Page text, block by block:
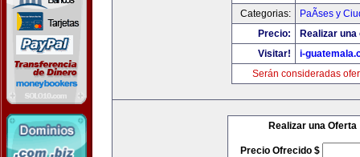
Categorias:
PaÃ­ses y
Precio:
Realizar
Visitar!
i-
Serán consideradas
Realizar una Oferta
Precio Ofrecido $